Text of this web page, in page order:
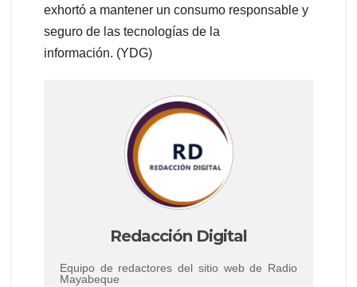
exhortó a mantener un consumo responsable y
seguro de las tecnologías de la
información. (YDG)
Redacción Digital
Equipo de redactores del sitio web de Radio
Mayabeque